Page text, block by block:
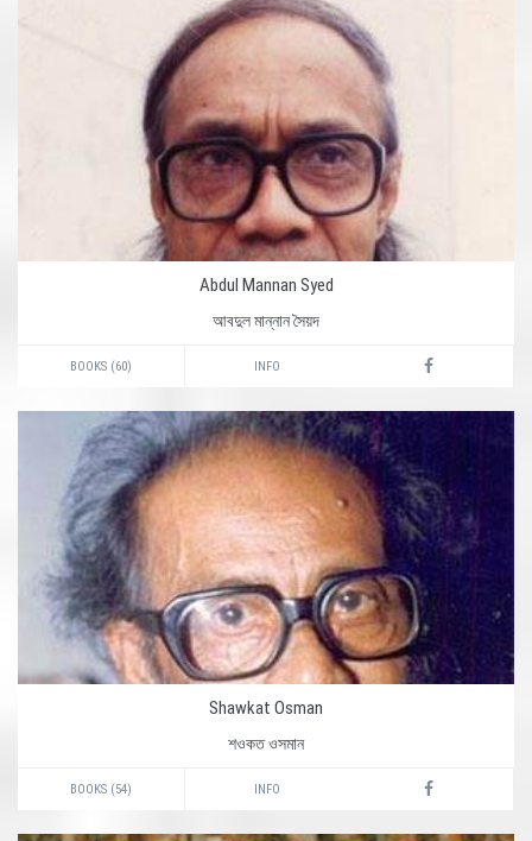
Abdul Mannan Syed
আবদুল মান্নান সৈয়দ
BOOKS (60) INFO
Shawkat Osman
শওকত ওসমান
BOOKS (54) INFO